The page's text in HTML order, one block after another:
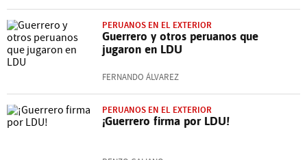
PERUANOS EN EL EXTERIOR
Guerrero y otros peruanos que
jugaron en LDU
FERNANDO ÁLVAREZ
PERUANOS EN EL EXTERIOR
¡Guerrero firma por LDU!